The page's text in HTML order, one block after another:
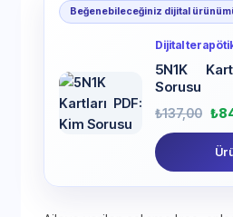
Beğenebileceğiniz dijital
Dijital
5N1K
Sorusu
₺137,00 ₺